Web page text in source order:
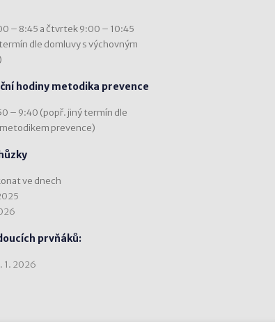
– 8:45 a čtvrtek 9:00 – 10:45
dle domluvy s výchovným
hodiny metodika prevence
– 9:40 (popř. jiný termín dle
prevence)
ve dnech
prvňáků:
1. 2026